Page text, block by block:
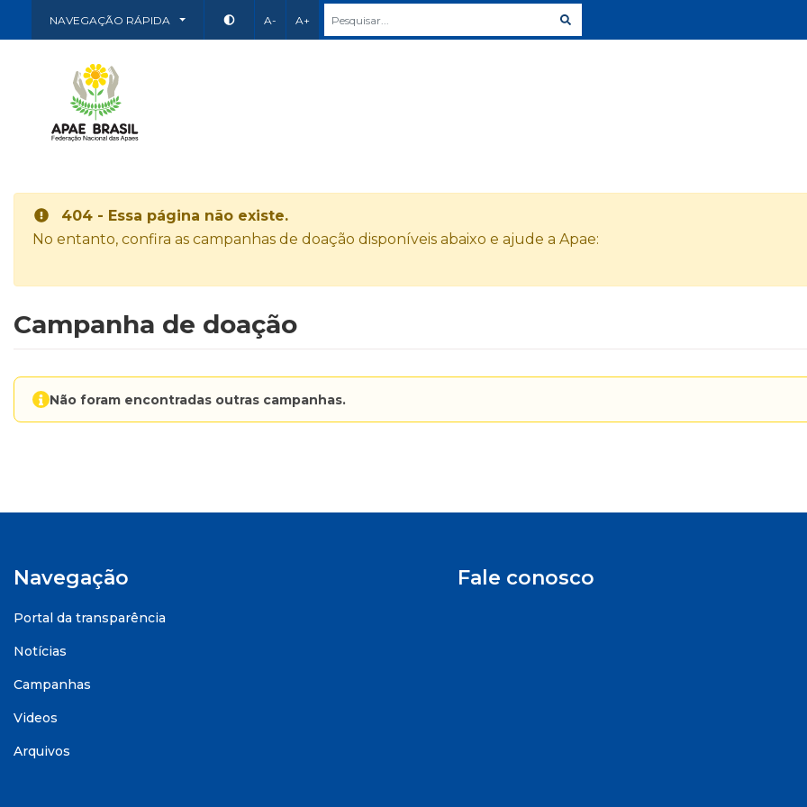
NAVEGAÇÃO RÁPIDA A- A+
404 - Essa página não existe.
No entanto, confira as campanhas de doação disponíveis abaixo e ajude a Apae:
Campanha de doação
Não foram encontradas outras campanhas.
Navegação
Portal da transparência
Notícias
Campanhas
Videos
Arquivos
Fale conosco